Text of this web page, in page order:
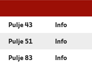
Pulje 43 Info
Pulje 51 Info
Pulje 83 Info